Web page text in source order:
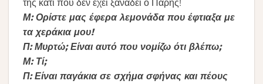
της κάτι που δεν έχει ξαναδεί ο Πάρης!
Μ: Ορίστε μας έφερα λεμονάδα που έφτιαξα με
τα χεράκια μου!
Π: Μυρτώ; Είναι αυτό που νομίζω ότι βλέπω;
Μ: Τί;
Π: Είναι παγάκια σε σχήμα σφήνας και πέους